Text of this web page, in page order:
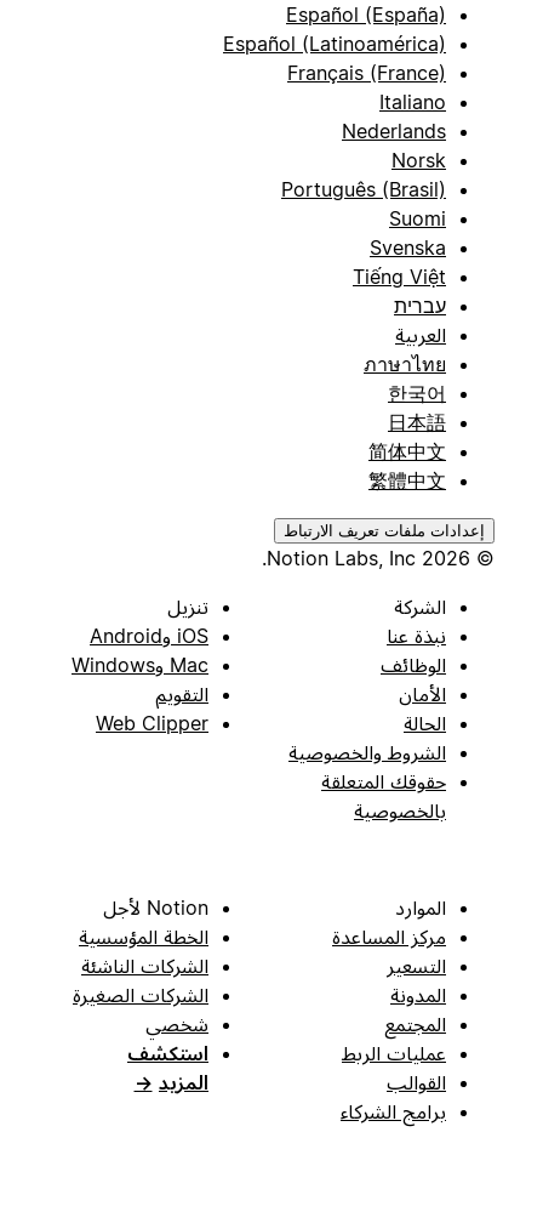
Español (España)
Español (Latinoamérica)
Français (France)
Italiano
Nederlands
Norsk
Português (Brasil)
Suomi
Svenska
Tiếng Việt
עברית
العربية
ภาษาไทย
한국어
日本語
简体中文
繁體中文
إعدادات ملفات تعريف الارتباط
الشركة
نبذة عنا
الوظائف
الأمان
الحالة
الشروط والخصوصية
حقوقك المتعلقة
بالخصوصية
تنزيل
iOS وAndroid
Mac وWindows
التقويم
Web Clipper
الموارد
مركز المساعدة
التسعير
المدونة
المجتمع
عمليات الربط
القوالب
برامج الشركاء
Notion لأجل
الخطة المؤسسية
الشركات الناشئة
الشركات الصغيرة
شخصي
استكشف
المزيد →